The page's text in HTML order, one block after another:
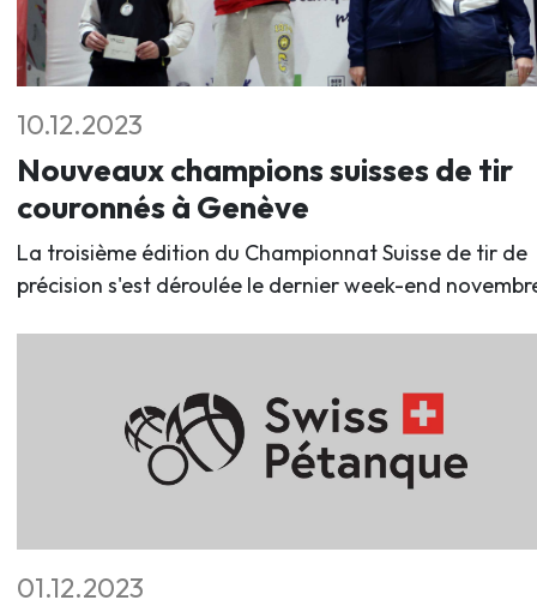
10.12.2023
Nouveaux champions suisses de tir
couronnés à Genève
La troisième édition du Championnat Suisse de tir de
précision s'est déroulée le dernier week-end
01.12.2023